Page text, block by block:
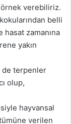
verebiliriz.
belli
zamanına
yakın
de terpenler
olup,
hayvansal
verilen